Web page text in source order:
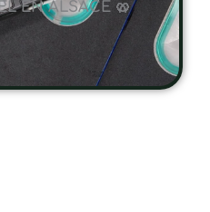
sur mesure dans